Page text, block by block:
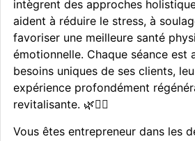
intègrent des approches
aident à réduire le stress, à
favoriser une meilleure santé
émotionnelle. Chaque séance est
besoins uniques de ses clients,
expérience profondément
revitalisante. 🌿💆‍♀️
Vous êtes entrepreneur dans les